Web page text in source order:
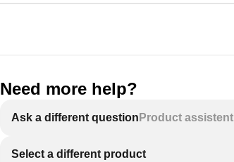
Need more help?
Ask a different question Product assistent
Select a different product